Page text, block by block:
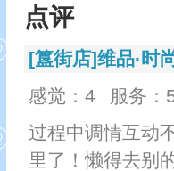
点评
[簋街店]维品·时
感觉：4
服务：
过程中调情互动
里了！懒得去别